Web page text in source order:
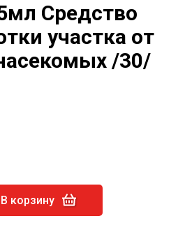
Средство
участка от
/30/
В корзину